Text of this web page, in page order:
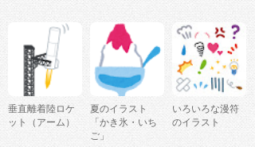
垂直離着陸ロケ
ット（アーム）
夏のイラスト
「かき氷・いち
ご」
いろいろな漫符
のイラスト